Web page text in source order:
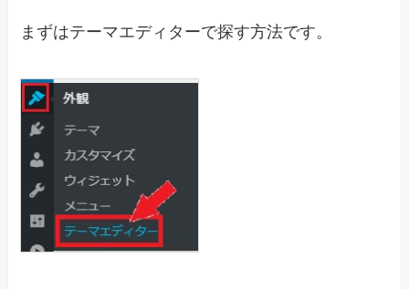
まずはテーマエディターで探す方法です。